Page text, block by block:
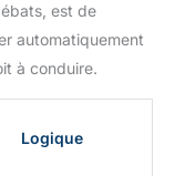
est de
automatiquement
à conduire.
Logique